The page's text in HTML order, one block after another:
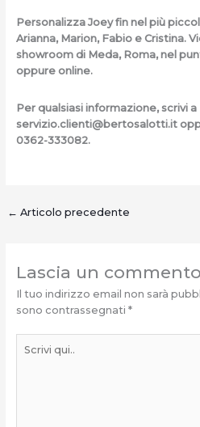
Personalizza Joey fin nel più
Arianna, Marion, Fabio e Cristina.
showroom di Meda, Roma, nel
oppure online.
Per qualsiasi informazione, scrivi a
servizio.clienti@bertosalotti.it
0362-333082.
← Articolo precedente
Lascia un commento
Il tuo indirizzo email non sarà
sono contrassegnati *
qui..